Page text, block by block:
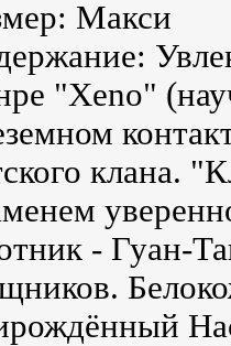
Макси
"Xeno"
клана.
- Гуан-